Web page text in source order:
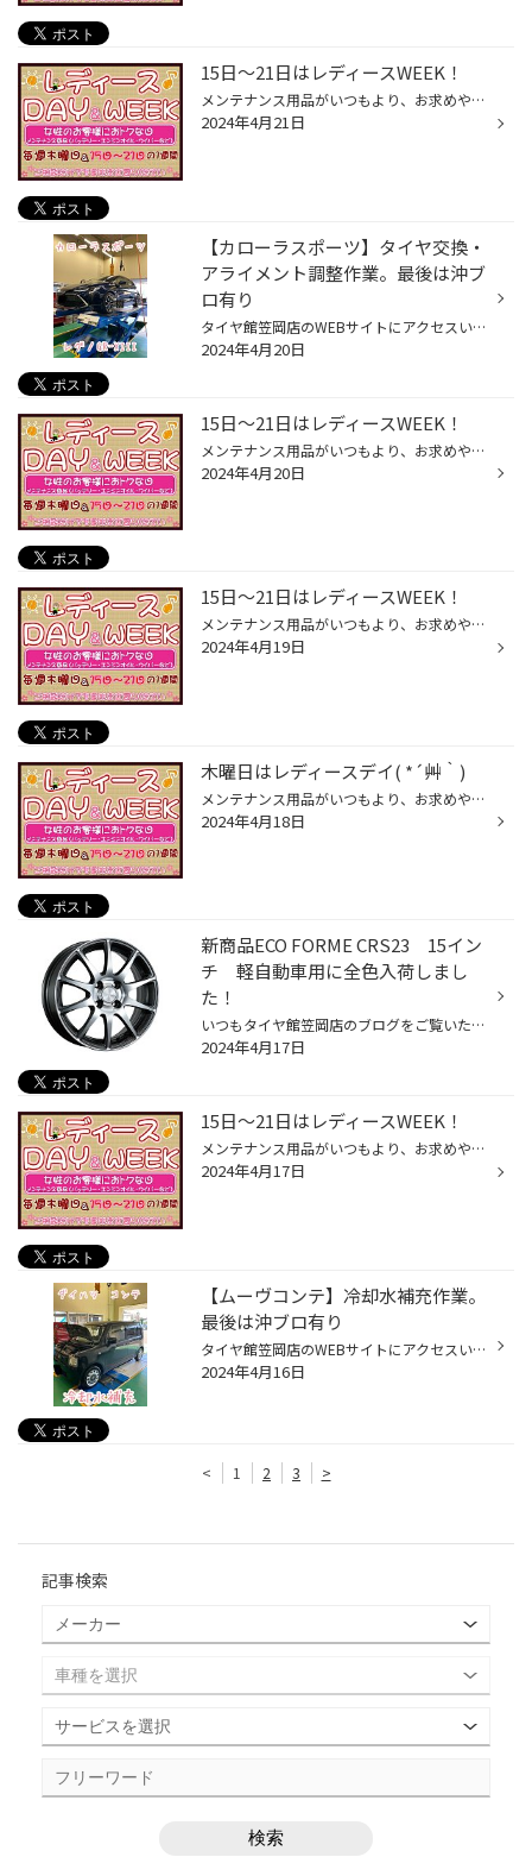
15日～21日はレディースWEEK！
メンテナンス用品がいつもより、お求めやすくなっております！ タイヤの空気圧の補充も重要な点検ですので、点検だけでも是非お越しください。 ・エンジンオイル 交換目安「3000km」 ・オートマチックオイル 交換目安「1～2万km」 交換量で違います。 ・バッテリー 交換目安「2～3年」 ...
2024年4月21日
【カローラスポーツ】タイヤ交換・
アライメント調整作業。最後は沖ブ
ロ有り
タイヤ館笠岡店のWEBサイトにアクセスいただきありがとうございます。 タイヤ館笠岡店の沖です('◇')ゞ 今回の作業事例はトヨタ カローラスポーツのタイヤ交換作業になります。 それでは早速交換していきましょう(^^♪ 今回交換したタイヤは ブリヂストン製 レグノGR-XⅢ そしてタイヤ交換後はもちろん...
2024年4月20日
15日～21日はレディースWEEK！
メンテナンス用品がいつもより、お求めやすくなっております！ タイヤの空気圧の補充も重要な点検ですので、点検だけでも是非お越しください。 ・エンジンオイル 交換目安「3000km」 ・オートマチックオイル 交換目安「1～2万km」 交換量で違います。 ・バッテリー 交換目安「2～3年」 ...
2024年4月20日
15日～21日はレディースWEEK！
メンテナンス用品がいつもより、お求めやすくなっております！ タイヤの空気圧の補充も重要な点検ですので、点検だけでも是非お越しください。 ・エンジンオイル 交換目安「3000km」 ・オートマチックオイル 交換目安「1～2万km」 交換量で違います。 ・バッテリー 交換目安「2～3年」 ...
2024年4月19日
木曜日はレディースデイ( *´艸｀)
メンテナンス用品がいつもより、お求めやすくなっております！ タイヤの空気圧の補充も重要な点検ですので、点検だけでも是非お越しください。 ・エンジンオイル 交換目安「3000km」 ・オートマチックオイル 交換目安「1～2万km」 交換量で違います。 ・バッテリー 交換目安「2～3年」 ...
2024年4月18日
新商品ECO FORME CRS23 15イン
チ 軽自動車用に全色入荷しまし
た！
いつもタイヤ館笠岡店のブログをご覧いただきましてありがとうございます。 タイヤ館笠岡店藤井スタッフです！ 新商品ECO FORME CRS23 15インチ 軽自動車用に全色入荷しましたよ！ ECO FORME CRS23 華やかさと上質感を実現したGM/N深みのあるダークなガンメタリックに表面切削を施し、コントラスト...
2024年4月17日
15日～21日はレディースWEEK！
メンテナンス用品がいつもより、お求めやすくなっております！ タイヤの空気圧の補充も重要な点検ですので、点検だけでも是非お越しください。 ・エンジンオイル 交換目安「3000km」 ・オートマチックオイル 交換目安「1～2万km」 交換量で違います。 ・バッテリー 交換目安「2～3年」 ...
2024年4月17日
【ムーヴコンテ】冷却水補充作業。
最後は沖ブロ有り
タイヤ館笠岡店のWEBサイトにアクセスいただきありがとうございます。 タイヤ館笠岡店の沖です('◇')ゞ 今回の作業事例はダイハツ ムーヴコンテの安全点検作業になります。 それでは早速交換していきましょう(^^♪ タイヤ・オイル・ワイパー・エアコンフィルターOK！ 冷却水のサブタンクがだいぶ減っ...
2024年4月16日
< 1 2 3 >
記事検索